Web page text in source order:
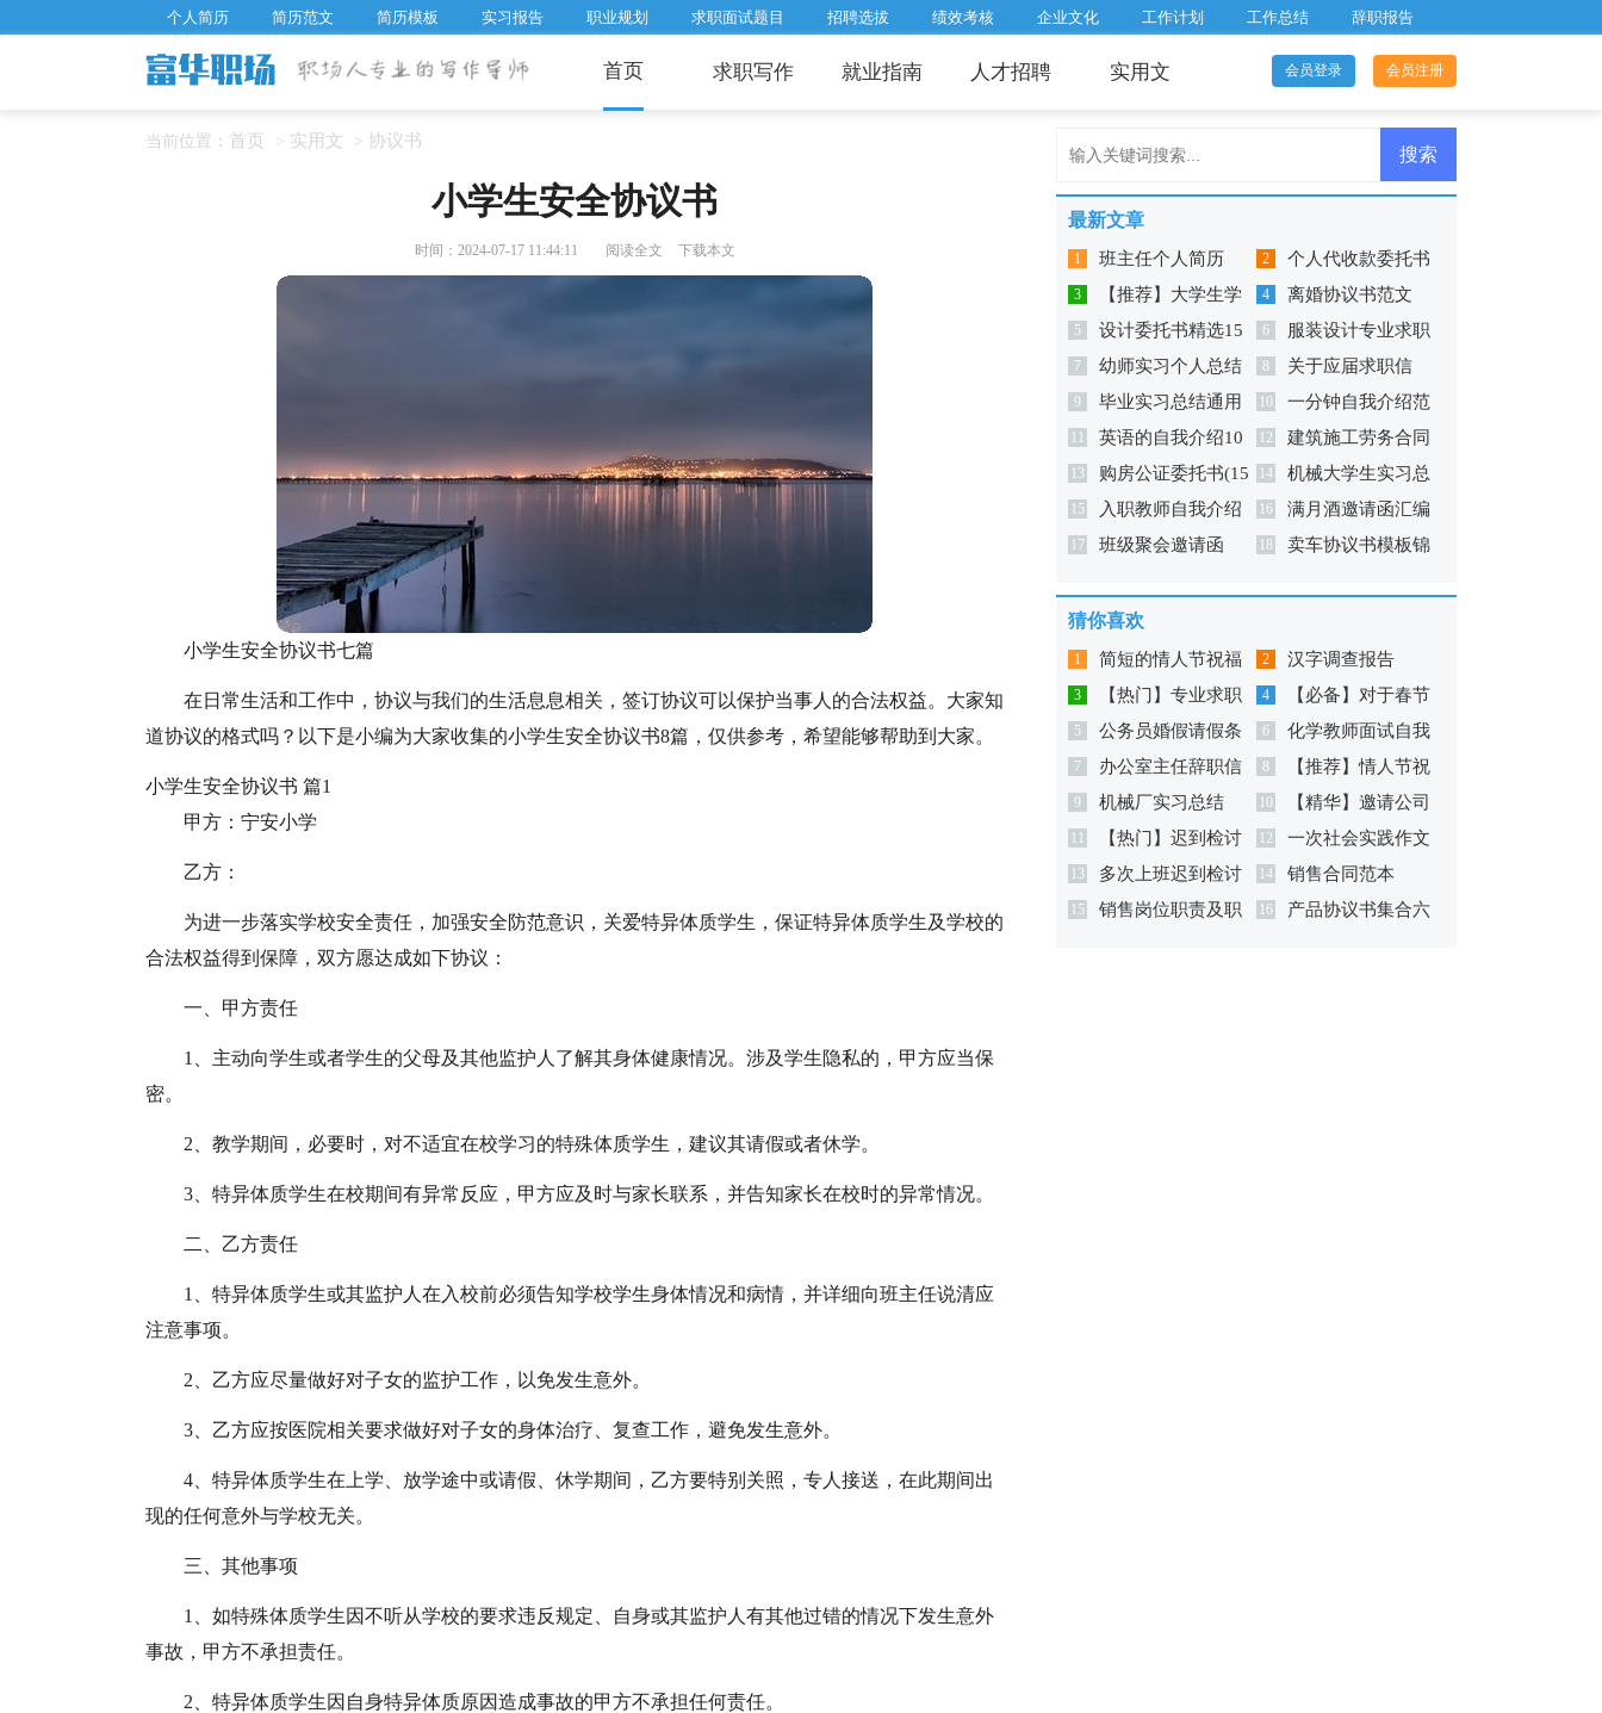
个人简历 简历范文 简历模板 实习报告 职业规划 求职面试题目 招聘选拔 绩效考核 企业文化 工作计划 工作总结 辞职报告
首页 求职写作 就业指南 人才招聘 实用文 会员登录 会员注册
当前位置： 首页 > 实用文 > 协议书
小学生安全协议书
时间：2024-07-17 11:44:11 阅读全文 下载本文
小学生安全协议书七篇
在日常生活和工作中，协议与我们的生活息息相关，签订协议可以保护当事人的合法权益。大家知
道协议的格式吗？以下是小编为大家收集的小学生安全协议书8篇，仅供参考，希望能够帮助到大家。
小学生安全协议书 篇1
甲方：宁安小学
乙方：
为进一步落实学校安全责任，加强安全防范意识，关爱特异体质学生，保证特异体质学生及学校的
合法权益得到保障，双方愿达成如下协议：
一、甲方责任
1、主动向学生或者学生的父母及其他监护人了解其身体健康情况。涉及学生隐私的，甲方应当保
密。
2、教学期间，必要时，对不适宜在校学习的特殊体质学生，建议其请假或者休学。
3、特异体质学生在校期间有异常反应，甲方应及时与家长联系，并告知家长在校时的异常情况。
二、乙方责任
1、特异体质学生或其监护人在入校前必须告知学校学生身体情况和病情，并详细向班主任说清应
注意事项。
2、乙方应尽量做好对子女的监护工作，以免发生意外。
3、乙方应按医院相关要求做好对子女的身体治疗、复查工作，避免发生意外。
4、特异体质学生在上学、放学途中或请假、休学期间，乙方要特别关照，专人接送，在此期间出
现的任何意外与学校无关。
三、其他事项
1、如特殊体质学生因不听从学校的要求违反规定、自身或其监护人有其他过错的情况下发生意外
事故，甲方不承担责任。
2、特异体质学生因自身特异体质原因造成事故的甲方不承担任何责任。
最新文章
1 班主任个人简历 2
个人代收款委托书
15篇
3
【推荐】大学生学
生实习报告模板汇总六
篇
4 离婚协议书范文
5
设计委托书精选15
篇
6
服装设计专业求职
信
7
幼师实习个人总结
(精选15篇)
8 关于应届求职信
9
毕业实习总结通用
15篇
10
一分钟自我介绍范
文
11
英语的自我介绍10
篇
12
建筑施工劳务合同
范本
13
购房公证委托书(15
篇)
14
机械大学生实习总
结
15 入职教师自我介绍 16
满月酒邀请函汇编
15篇
17 班级聚会邀请函 18
卖车协议书模板锦
猜你喜欢
1
简短的情人节祝福
短语汇总76条
2 汉字调查报告
3
【热门】专业求职
信模板汇总8篇
4
【必备】对于春节
的祝福语汇编9篇
5
公务员婚假请假条
7篇
6
化学教师面试自我
介绍
7
办公室主任辞职信
13篇
8
【推荐】情人节祝
福短语集锦65句
9 机械厂实习总结 10
【精华】邀请公司
邀请函模板十篇
11
【热门】迟到检讨
书模板合集七篇
12
一次社会实践作文
400字合集9篇
13
多次上班迟到检讨
书汇编7篇
14
销售合同范本
【精】
15
销售岗位职责及职
16
产品协议书集合六